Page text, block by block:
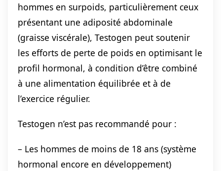
hommes en surpoids, particulièrement ceux
présentant une adiposité abdominale
(graisse viscérale), Testogen peut soutenir
les efforts de perte de poids en optimisant le
profil hormonal, à condition d’être combiné
à une alimentation équilibrée et à de
l’exercice régulier.
Testogen n’est pas recommandé pour :
– Les hommes de moins de 18 ans (système
hormonal encore en développement)